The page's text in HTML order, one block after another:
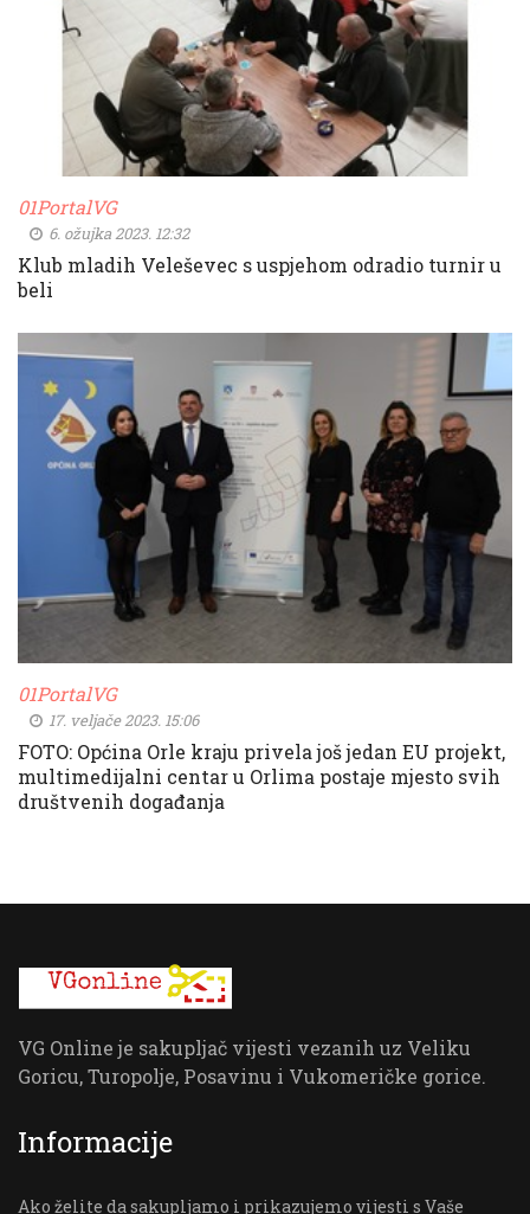
01PortalVG
6. ožujka 2023. 12:32
Klub mladih Veleševec s uspjehom odradio turnir u
beli
01PortalVG
17. veljače 2023. 15:06
FOTO: Općina Orle kraju privela još jedan EU projekt,
multimedijalni centar u Orlima postaje mjesto svih
društvenih događanja
VG Online je sakupljač vijesti vezanih uz Veliku
Goricu, Turopolje, Posavinu i Vukomeričke gorice.
Informacije
Ako želite da sakupljamo i prikazujemo vijesti s Vaše